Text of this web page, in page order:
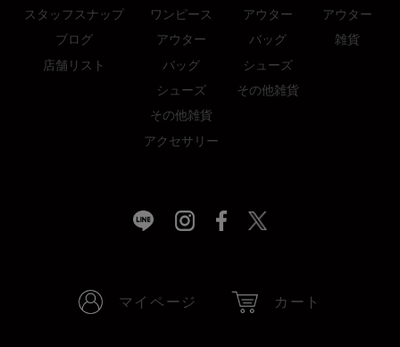
スタッフスナップ
ブログ
店舗リスト
ワンピース
アウター
バッグ
シューズ
その他雑貨
アクセサリー
アウター
バッグ
シューズ
その他雑貨
アウター
雑貨
マイページ カート